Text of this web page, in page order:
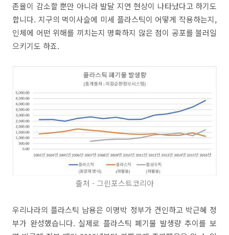
존율이 감소할 뿐만 아니라 발달 지연 현상이 나타났다고 하기도
합니다. 지구의 먹이사슬에 미세 플라스틱이 어떻게 작용하는지,
인체에 어떤 위해를 끼치는지 명확하지 않은 점이 공포를 불러일
으키기도 하죠.
출처 - 그린포스트코리아
우리나라의 플라스틱 남용은 이명박 정부가 견인하고 박근혜 정
부가 완성했습니다. 실제로 플라스틱 폐기물 발생량 추이를 보